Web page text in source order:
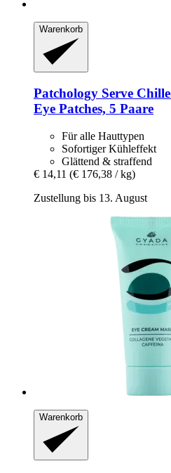
Warenkorb
Patchology Serve
Eye Patches, 5 Paare
Für alle Hauttypen
Sofortiger Kühleffekt
Glättend & straffend
€ 14,11 (€ 176,38 / kg)
Zustellung bis 13. August
Warenkorb